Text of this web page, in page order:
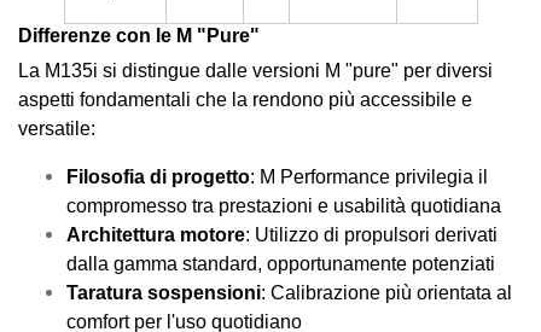
Differenze con le M "Pure"
La M135i si distingue dalle versioni M "pure" per diversi
aspetti fondamentali che la rendono più accessibile e
versatile:
Filosofia di progetto: M Performance privilegia il
compromesso tra prestazioni e usabilità quotidiana
Architettura motore: Utilizzo di propulsori derivati
dalla gamma standard, opportunamente potenziati
Taratura sospensioni: Calibrazione più orientata al
comfort per l'uso quotidiano